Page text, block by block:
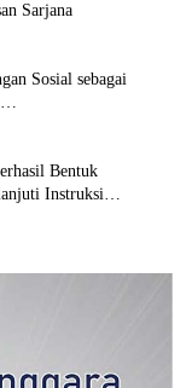
Sarjana
Sosial sebagai
Bentuk
Instruksi